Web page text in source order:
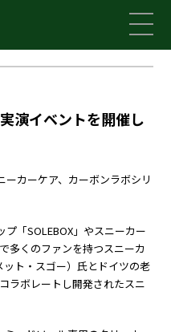
演イベントを開催し
カーケア、カーボンラボシリ
「SOLEBOX」やスニーカー
多くのファンを持つスニーカ
ト・スゴー）氏とドイツの老
ラボレートし開発されたスニ